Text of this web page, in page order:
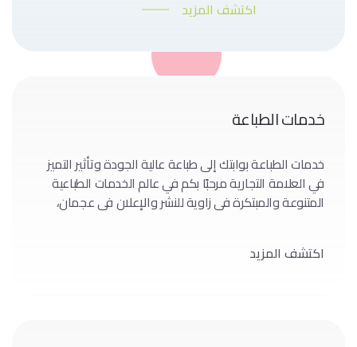
بالعملاء المحتملين والتحقق مما إذا كانوا
ومتطلباتهم. يتم تأكيد وتأهيل كل العملاء
المحتملين للتأكد من أنك تتحدث […]
اكتشف المزيد
خدمات الطباعة
خدمات الطباعة بوابتك إلى طباعة عالية الجودة وتأثير التميز
في العلامة التجارية مرحبًا بكم في عالم الخدمات الطباعية
المتنوعة والمبتكرة في زاوية للنشر والإعلان في عجمان،
مظهرين التزامهم بالجودة والتميز. قوة الطباعة إطلاق
اكتشف المزيد